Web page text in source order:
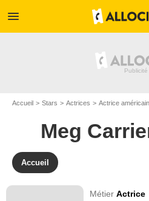
menu
Accueil Stars Actrices Actrice
Meg
Accueil
MétierActrice